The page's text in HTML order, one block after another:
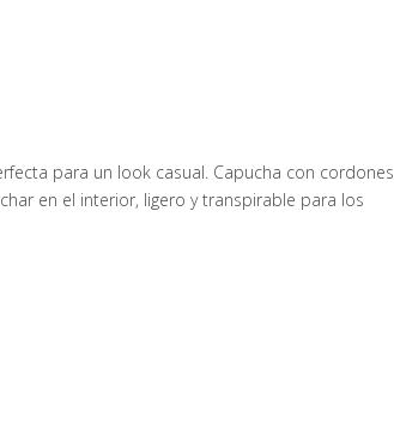
para un look casual. Capucha con cordones
en el interior, ligero y transpirable para los